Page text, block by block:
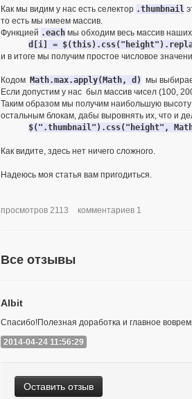
Как мы видим у нас есть селектор .thumbnail
то есть мы имеем массив.
Функцией .each мы обходим весь массив
d[i] =
и в итоге мы получим простое числовое
Кодом Math.max.apply(Math, d) мы
Если допустим у нас был массив чисел (100,
Таким образом мы получим наибольшую высоту
остальным блокам, дабы выровнять их, что и
$(".thumbnail").css("height",
Как видите, здесь нет ничего сложного.
Надеюсь моя статья вам пригодиться.
просмотров 2113 комментариев 1
Все отзывы
Albit
Спасибо!Полезная доработка и главное
2014-04-24 11:56:29
Оставить отзыв